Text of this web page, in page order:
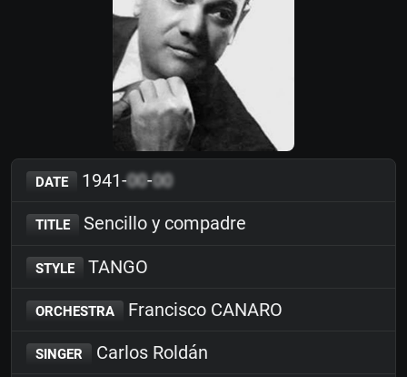
DATE 1941-00-00
TITLE Sencillo y compadre
STYLE TANGO
ORCHESTRA Francisco CANARO
SINGER Carlos Roldán